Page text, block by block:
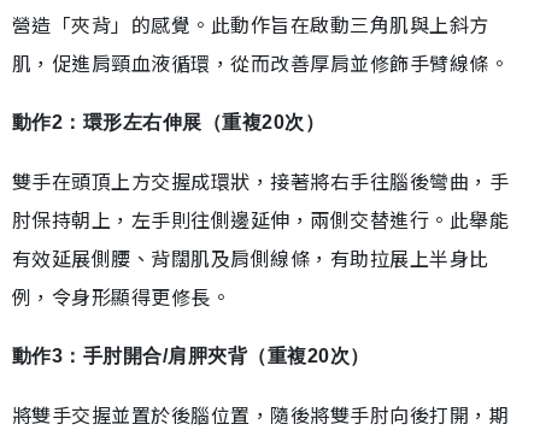
營造「夾背」的感覺。此動作旨在啟動三角肌與上斜方
肌，促進肩頸血液循環，從而改善厚肩並修飾手臂線條。
動作2：環形左右伸展（重複20次）
雙手在頭頂上方交握成環狀，接著將右手往腦後彎曲，手
肘保持朝上，左手則往側邊延伸，兩側交替進行。此舉能
有效延展側腰、背闊肌及肩側線條，有助拉展上半身比
例，令身形顯得更修長。
動作3：手肘開合/肩胛夾背（重複20次）
將雙手交握並置於後腦位置，隨後將雙手肘向後打開，期